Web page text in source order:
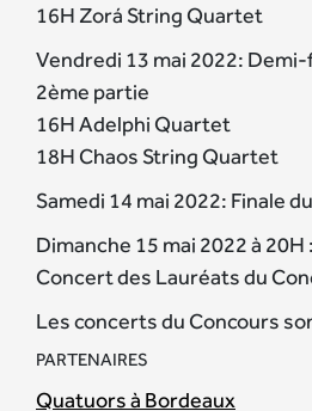
16H Zorá String Quartet
Vendredi 13 mai 2022:
2ème partie
16H Adelphi Quartet
18H Chaos String Quartet
Samedi 14 mai 2022: Finale
Dimanche 15 mai 2022 à 20H :
Concert des Lauréats du
Les concerts du Concours
PARTENAIRES
Quatuors à Bordeaux